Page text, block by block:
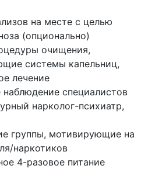
на месте с целью
(опционально)
очищения,
системы капельниц,
лечение
наблюдение специалистов
нарколог-психиатр,
группы, мотивирующие на
наркотиков
4-разовое питание